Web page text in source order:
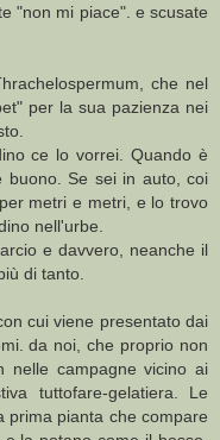
"non mi piace". e scusate
che nel
per la sua pazienza nei
ce lo vorrei. Quando è
buono. Se sei in auto, coi
metri e metri, e lo trovo
nell'urbe.
e davvero, neanche il
di tanto.
cui viene presentato dai
da noi, che proprio non
nelle campagne vicino ai
tuttofare-gelatiera. Le
prima pianta che compare